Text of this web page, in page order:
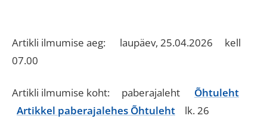
Artikli ilmumise aeg: laupäev, 25.04.2026 kell
07.00
Artikli ilmumise koht: paberajaleht Õhtuleht
Artikkel paberajalehes Õhtuleht lk. 26